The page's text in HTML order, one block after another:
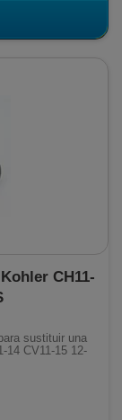
CH11-
sustituir una
14 CV11-15 12-